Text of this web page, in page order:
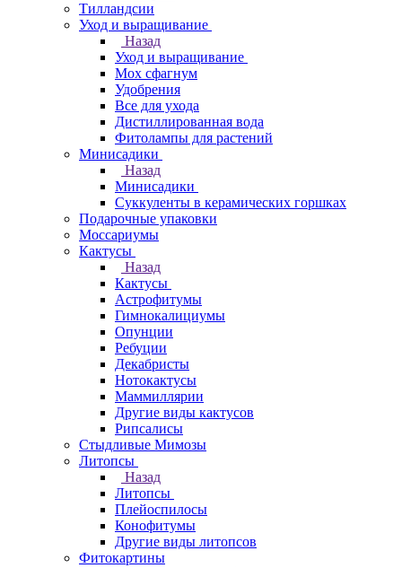
Тилландсии
Уход и выращивание
Назад
Уход и выращивание
Мох сфагнум
Удобрения
Все для ухода
Дистиллированная вода
Фитолампы для растений
Минисадики
Назад
Минисадики
Суккуленты в керамических горшках
Подарочные упаковки
Моссариумы
Кактусы
Назад
Кактусы
Астрофитумы
Гимнокалициумы
Опунции
Ребуции
Декабристы
Нотокактусы
Маммиллярии
Другие виды кактусов
Рипсалисы
Стыдливые Мимозы
Литопсы
Назад
Литопсы
Плейоспилосы
Конофитумы
Другие виды литопсов
Фитокартины